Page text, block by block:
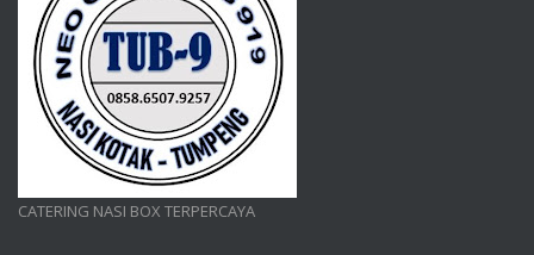
CATERING NASI BOX TERPERCAYA